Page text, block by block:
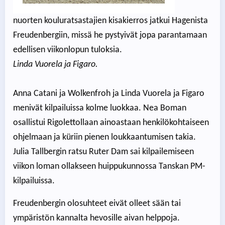
nuorten kouluratsastajien kisakierros jatkui Hagenista
Freudenbergiin, missä he pystyivät jopa parantamaan
edellisen viikonlopun tuloksia.
Linda Vuorela ja Figaro.
Anna Catani ja Wolkenfroh ja Linda Vuorela ja Figaro
menivät kilpailuissa kolme luokkaa. Nea Boman
osallistui Rigolettollaan ainoastaan henkilökohtaiseen
ohjelmaan ja küriin pienen loukkaantumisen takia.
Julia Tallbergin ratsu Ruter Dam sai kilpailemiseen
viikon loman ollakseen huippukunnossa Tanskan PM-
kilpailuissa.
Freudenbergin olosuhteet eivät olleet sään tai
ympäristön kannalta hevosille aivan helppoja.